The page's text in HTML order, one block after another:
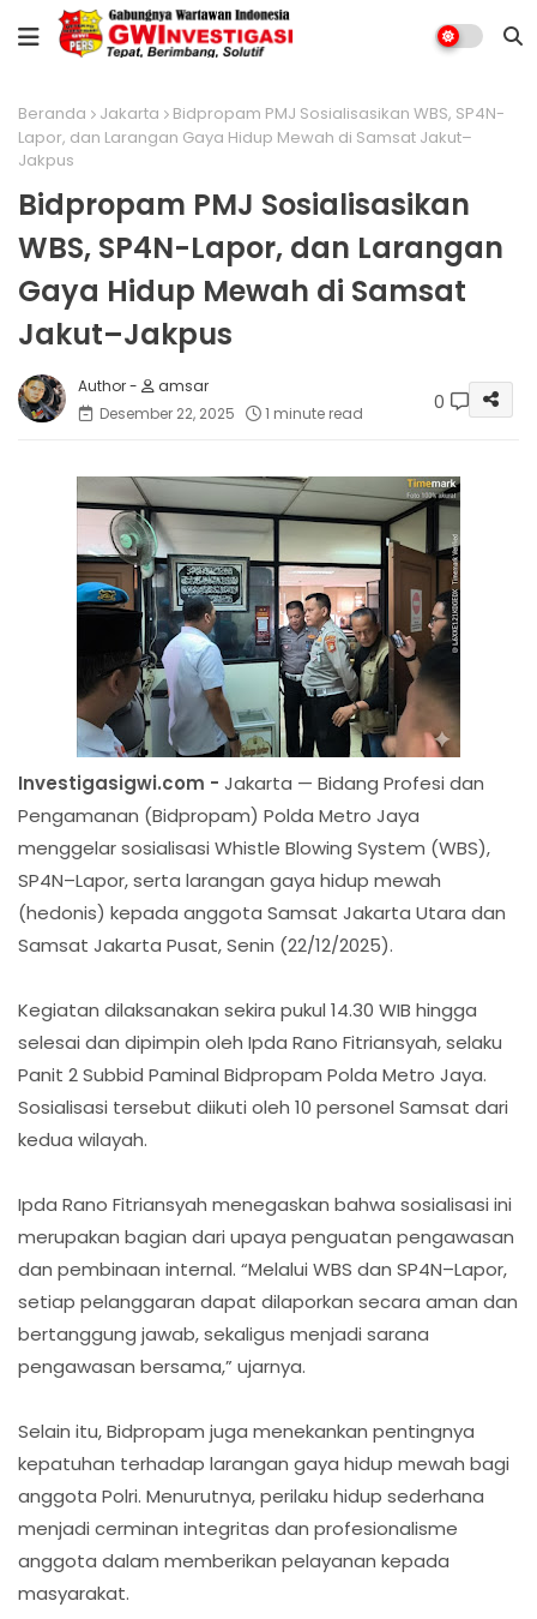
Beranda Jakarta
Bidpropam PMJ Sosialisasikan WBS, SP4N-
Lapor, dan Larangan Gaya Hidup Mewah di Samsat Jakut–
Jakpus
Bidpropam PMJ Sosialisasikan
WBS, SP4N-Lapor, dan Larangan
Gaya Hidup Mewah di Samsat
Jakut–Jakpus
amsar
Desember 22, 2025
1 minute read 0
Investigasigwi.com - Jakarta — Bidang Profesi dan
Pengamanan (Bidpropam) Polda Metro Jaya
menggelar sosialisasi Whistle Blowing System (WBS),
SP4N–Lapor, serta larangan gaya hidup mewah
(hedonis) kepada anggota Samsat Jakarta Utara dan
Samsat Jakarta Pusat, Senin (22/12/2025).
Kegiatan dilaksanakan sekira pukul 14.30 WIB hingga
selesai dan dipimpin oleh Ipda Rano Fitriansyah, selaku
Panit 2 Subbid Paminal Bidpropam Polda Metro Jaya.
Sosialisasi tersebut diikuti oleh 10 personel Samsat dari
kedua wilayah.
Ipda Rano Fitriansyah menegaskan bahwa sosialisasi ini
merupakan bagian dari upaya penguatan pengawasan
dan pembinaan internal. “Melalui WBS dan SP4N–Lapor,
setiap pelanggaran dapat dilaporkan secara aman dan
bertanggung jawab, sekaligus menjadi sarana
pengawasan bersama,” ujarnya.
Selain itu, Bidpropam juga menekankan pentingnya
kepatuhan terhadap larangan gaya hidup mewah bagi
anggota Polri. Menurutnya, perilaku hidup sederhana
menjadi cerminan integritas dan profesionalisme
anggota dalam memberikan pelayanan kepada
masyarakat.